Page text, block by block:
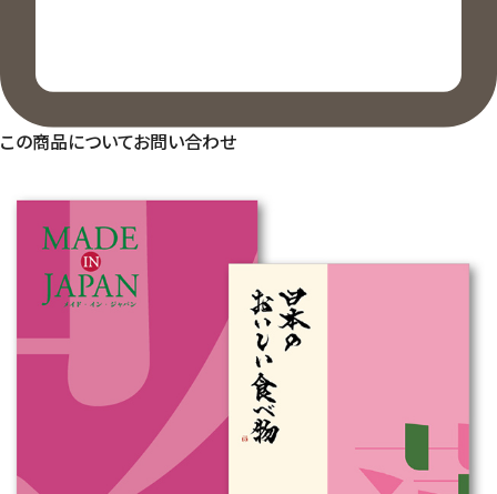
この商品についてお問い合わせ